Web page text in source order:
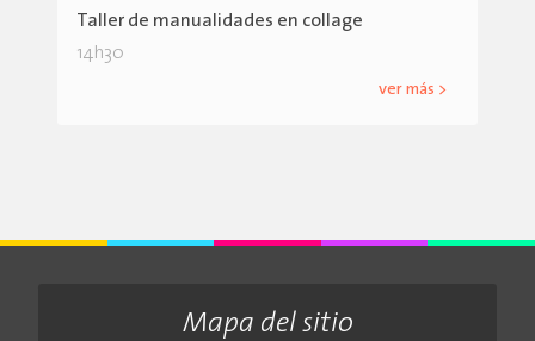
Taller de manualidades en collage
14h30
ver más >
Mapa del sitio